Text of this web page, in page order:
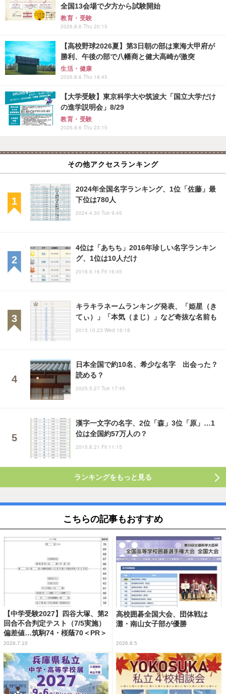
全国13会場で夕方から試験開始
教育・受験
2026.8.6 Thu 20:15
【高校野球2026夏】第3日朝の部は東海大甲府が
勝利、午後の部で八幡商と健大高崎が激突
生活・健康
2026.8.6 Thu 18:45
【大学受験】東京科学大や筑波大「国立大学だけ
の進学説明会」8/29
教育・受験
2026.8.6 Thu 23:15
その他アクセスランキング
2024年全国名字ランキング、1位「佐藤」最
下位は780人
2024.4.30 Tue 9:45
4位は「あちち」2016年珍しい名字ランキン
グ、1位は10人だけ
2016.9.16 Fri 16:45
キラキラネームランキング発表、「姫星（き
てぃ）」「本気（まじ）」など奇抜な名前も
2013.10.23 Wed 16:18
日本全国で約10名、希少な名字 出会った？
読める？
2025.5.27 Tue 17:45
漢字一文字の名字、2位「森」3位「原」…1
位は全国約57万人の？
2015.8.21 Fri 11:15
ランキングをもっと見る
こちらの記事もおすすめ
【中学受験2027】四谷大塚、第2
回合不合判定テスト（7/5実施）
偏差値…筑駒74・桜蔭70＜PR＞
2026.7.10
高校囲碁全国大会、団体戦は
灘・南山女子部が優勝
2026.8.5